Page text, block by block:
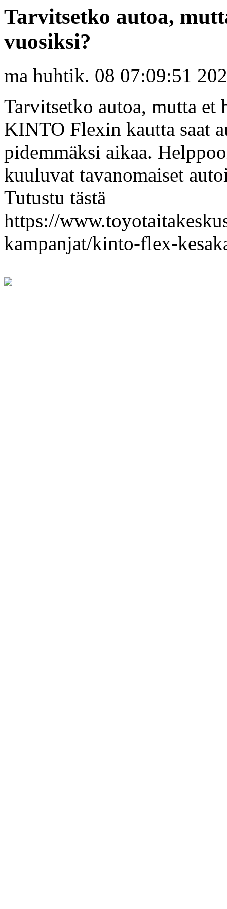
Tarvitsetko autoa,
vuosiksi?
ma huhtik. 08 07:09:51
Tarvitsetko autoa, mutta et
KINTO Flexin kautta saat
pidemmäksi aikaa.
kuuluvat tavanomaiset
Tutustu tästä
https://
kampanjat/kinto-flex-